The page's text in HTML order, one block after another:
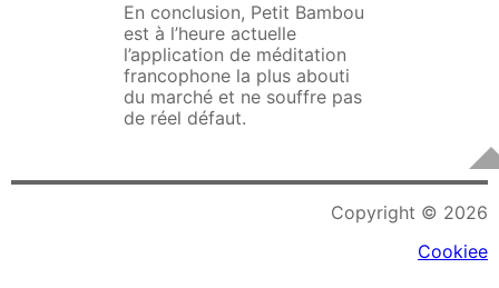
En conclusion, Petit Bambou
est à l’heure actuelle
l’application de méditation
francophone la plus abouti
du marché et ne souffre pas
de réel défaut.
Copyright © 2026
Cookiee